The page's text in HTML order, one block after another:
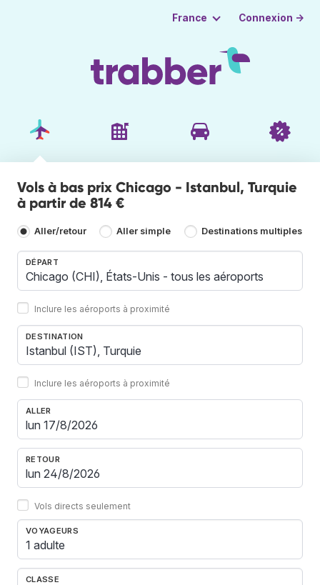
France Connexion →
Vols à bas prix Chicago - Istanbul, Turquie
à partir de 814 €
Aller/retour Aller simple Destinations multiples
DÉPART
Inclure les aéroports à proximité
DESTINATION
Inclure les aéroports à proximité
ALLER
RETOUR
Vols directs seulement
VOYAGEURS
1 adulte
CLASSE